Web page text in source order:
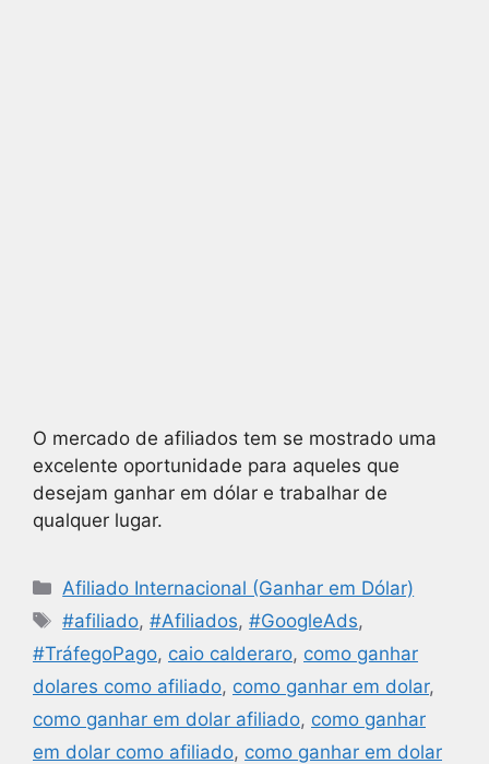
O mercado de afiliados tem se mostrado uma
excelente oportunidade para aqueles que
desejam ganhar em dólar e trabalhar de
qualquer lugar.
Afiliado Internacional (Ganhar em Dólar)
#afiliado,#Afiliados,#GoogleAds,
#TráfegoPago, caio calderaro, como ganhar
dolares como afiliado, como ganhar em dolar,
como ganhar em dolar afiliado, como ganhar
em dolar como afiliado, como ganhar em dolar